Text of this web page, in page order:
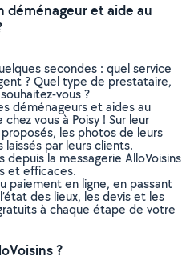
déménageur et aide au
secondes : quel service
? Quel type de prestataire,
vous ?
déménageurs et aides au
vous à Poisy ! Sur leur
les photos de leurs
par leurs clients.
la messagerie AlloVoisins
et efficaces.
paiement en ligne, en passant
des lieux, les devis et les
à chaque étape de votre
?